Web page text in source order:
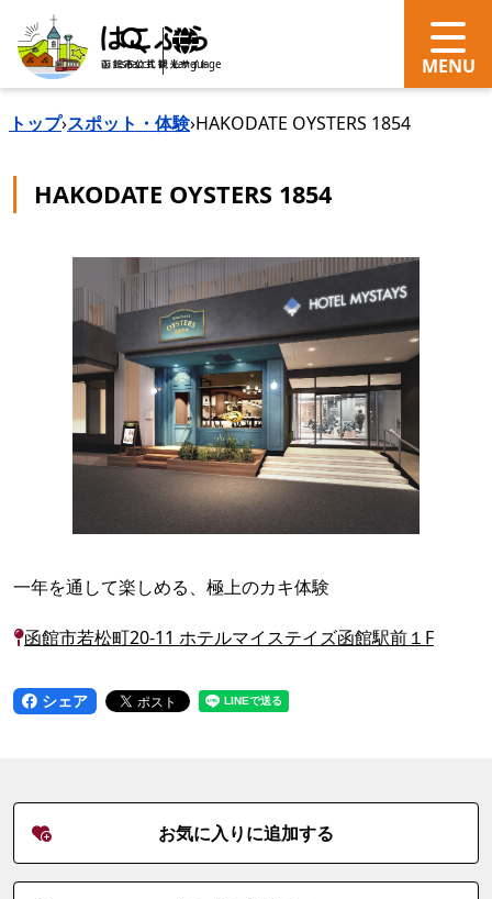
search Language
トップ›スポット・体験›HAKODATE OYSTERS 1854
HAKODATE OYSTERS 1854
一年を通して楽しめる、極上のカキ体験
函館市若松町20-11 ホテルマイステイズ函館駅前１F
シェア
お気に入りに追加する